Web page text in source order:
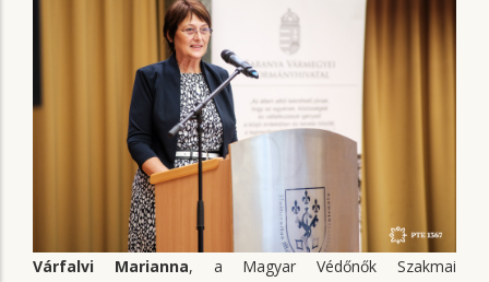
Várfalvi Marianna, a Magyar Védőnők Szakmai